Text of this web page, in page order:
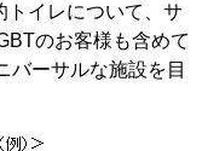
トイレについて、サ
のお客様も含めて
バーサルな施設を目